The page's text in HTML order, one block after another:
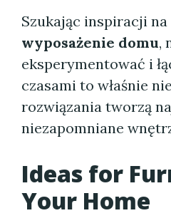
Szukając inspiracji na
wyposażenie domu,
eksperymentować i
czasami to właśnie
rozwiązania tworzą
niezapomniane
Ideas for
Your Home